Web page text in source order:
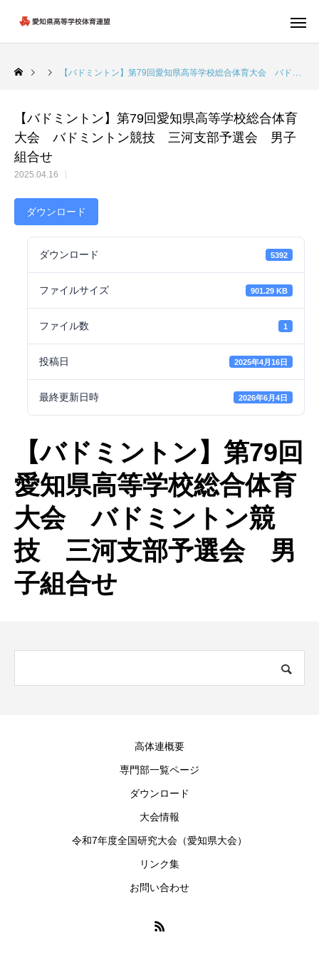
【バドミントン】第79回愛知県高等学校総合体育大会 バドミントン競技 三河支部予選会 男子組合せ
【バドミントン】第79回愛知県高等学校総合体育
大会 バドミントン競技 三河支部予選会 男子
組合せ
2025.04.16
ダウンロード
ダウンロード 5392
ファイルサイズ 901.29 KB
ファイル数 1
投稿日 2025年4月16日
最終更新日時 2026年6月4日
【バドミントン】第79回
愛知県高等学校総合体育
大会 バドミントン競
技 三河支部予選会 男
子組合せ
高体連概要
専門部一覧ページ
ダウンロード
大会情報
令和7年度全国研究大会（愛知県大会）
リンク集
お問い合わせ